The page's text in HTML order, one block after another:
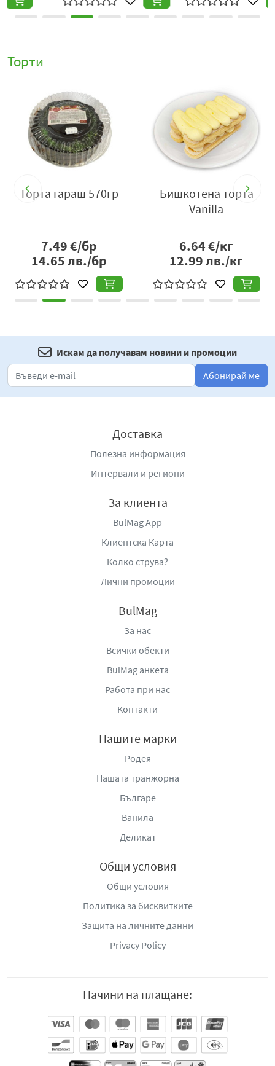
Торти
Торта гараш 570гр
7.49€/бр
14.65лв./бр
Бишкотена торта
Vanilla
6.64€/кг
12.99лв./кг
Искам да получавам новини и промоции
Абонирай ме
Доставка
Полезна информация
Интервали и региони
За клиента
BulMag App
Клиентска Карта
Колко струва?
Лични промоции
BulMag
За нас
Всички обекти
BulMag анкета
Работа при нас
Контакти
Нашите марки
Родея
Нашата транжорна
Българе
Ванила
Деликат
Общи условия
Общи условия
Политика за бисквитките
Защита на личните данни
Privacy Policy
Начини на плащане: